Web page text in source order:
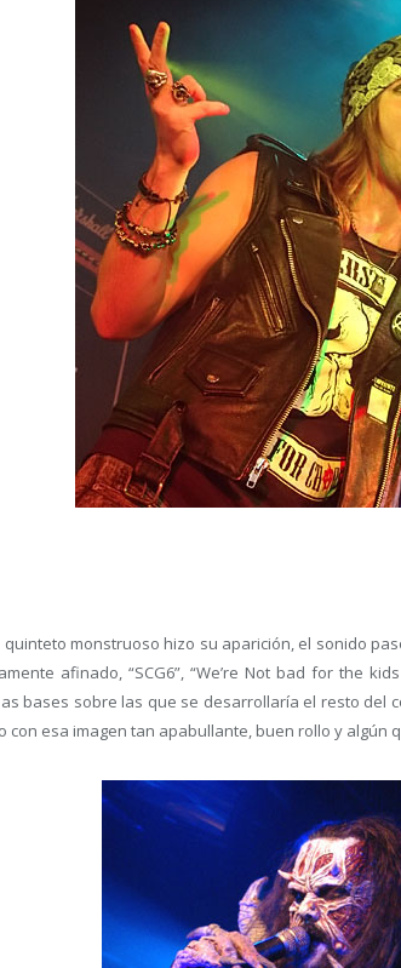
quinteto monstruoso hizo su aparición, el sonido
afinado, “SCG6”, “We’re Not bad for the
bases sobre las que se desarrollaría el resto del
con esa imagen tan apabullante, buen rollo y algún